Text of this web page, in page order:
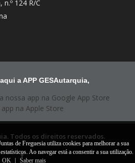
n.º 124 R/C
a APP GESAutarquia,
Todos os direitos reservados.
de Freguesia utiliza cookies para melhorar a sua
Ao navegar está a consentir a sua utilização.
OK
Saber mais